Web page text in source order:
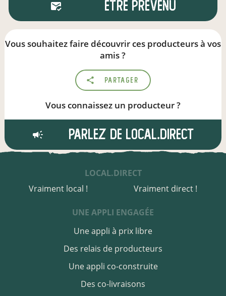
Être prévenu
Vous souhaitez faire découvrir ces producteurs à vos
amis ?
Partager
Vous connaissez un producteur ?
Parlez de local.direct
LOCAL.DIRECT
Vraiment local !
Vraiment direct !
UNE APPLI ENGAGÉE
Une appli à prix libre
Des relais de producteurs
Des co-livraisons
Une appli co-construite